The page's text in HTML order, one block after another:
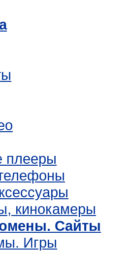
плееры
кинокамеры
Сайты
Игры